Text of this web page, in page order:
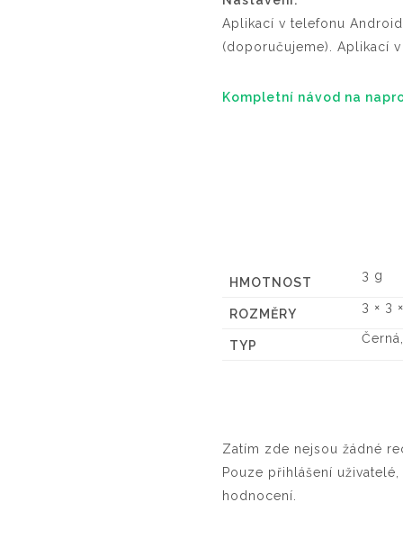
Aplikací v telefonu
(doporučujeme). Aplikací
Kompletní návod na
HMOTNOST 3 g
ROZMĚRY 3 × 3
TYP
Zatím zde nejsou žádné
Pouze přihlášení
hodnocení.